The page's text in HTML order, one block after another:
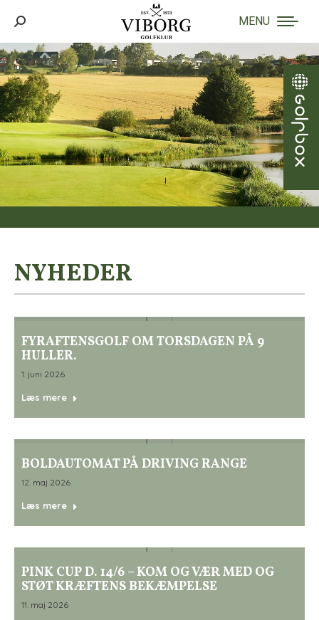
MENU
Search:
NYHEDER
FYRAFTENSGOLF OM TORSDAGEN PÅ 9
HULLER.
1. juni 2026
Læs mere
BOLDAUTOMAT PÅ DRIVING RANGE
12. maj 2026
Læs mere
PINK CUP D. 14/6 – KOM OG VÆR MED OG
STØT KRÆFTENS BEKÆMPELSE
11. maj 2026